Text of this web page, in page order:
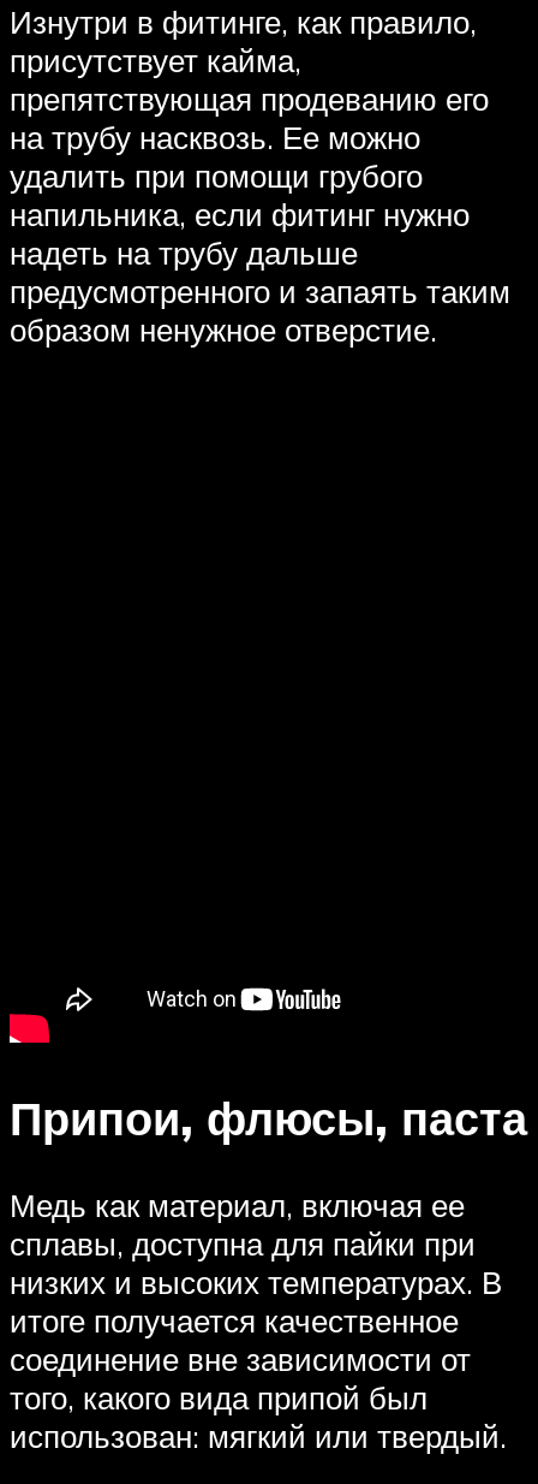
Изнутри в фитинге, как правило,
присутствует кайма,
препятствующая продеванию его
на трубу насквозь. Ее можно
удалить при помощи грубого
напильника, если фитинг нужно
надеть на трубу дальше
предусмотренного и запаять таким
образом ненужное отверстие.
Припои, флюсы, паста
Медь как материал, включая ее
сплавы, доступна для пайки при
низких и высоких температурах. В
итоге получается качественное
соединение вне зависимости от
того, какого вида припой был
использован: мягкий или твердый.